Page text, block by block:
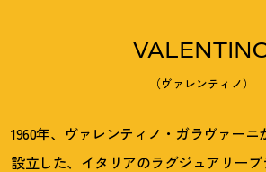
（ヴァレンティノ）
1960年、ヴァレンティノ・ガラヴァー
設立した、イタリアのラグジュアリー